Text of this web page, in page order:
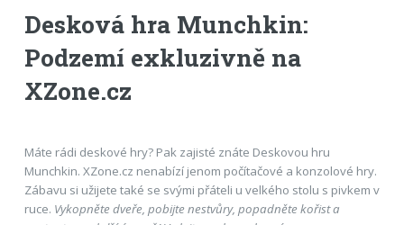
Desková hra Munchkin:
Podzemí exkluzivně na
XZone.cz
Máte rádi deskové hry? Pak zajisté znáte Deskovou hru
Munchkin. XZone.cz nenabízí jenom počítačové a konzolové hry.
Zábavu si užijete také se svými přáteli u velkého stolu s pivkem v
ruce. Vykopněte dveře, pobijte nestvůry, popadněte kořist a